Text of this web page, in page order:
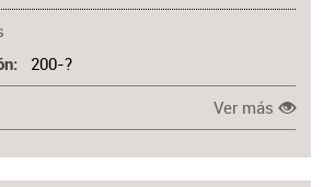
200-?
Ver más